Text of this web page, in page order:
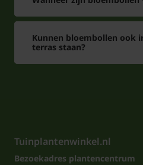
Kunnen bloembollen ook
terras staan?
Tuinplantenwinkel.nl
Bezoekadres plantencentrum